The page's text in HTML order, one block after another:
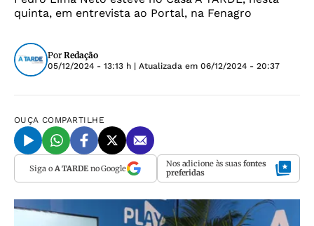
quinta, em entrevista ao Portal, na Fenagro
Por Redação
05/12/2024 - 13:13 h | Atualizada em 06/12/2024 - 20:37
OUÇA COMPARTILHE
Siga o A TARDEno Google Nos adicione às suas fontes
preferidas